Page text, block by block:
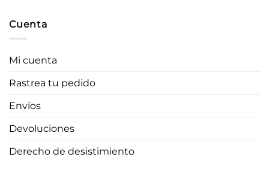
Cuenta
Mi cuenta
Rastrea tu pedido
Envíos
Devoluciones
Derecho de desistimiento